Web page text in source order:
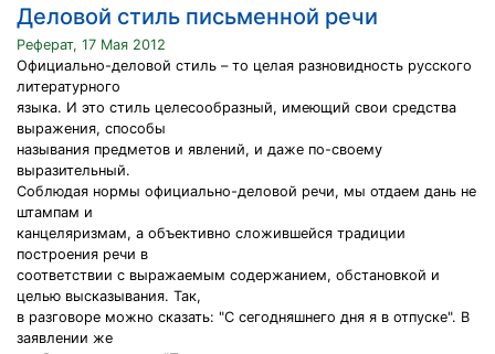
Деловой стиль письменной речи
Реферат, 17 Мая 2012
Официально-деловой стиль – то целая разновидность русского
литературного
языка. И это стиль целесообразный, имеющий свои средства
выражения, способы
называния предметов и явлений, и даже по-своему
выразительный.
Соблюдая нормы официально-деловой речи, мы отдаем дань не
штампам и
канцеляризмам, а объективно сложившейся традиции
построения речи в
соответствии с выражаемым содержанием, обстановкой и
целью высказывания. Так,
в разговоре можно сказать: "С сегодняшнего дня я в отпуске". В
заявлении же